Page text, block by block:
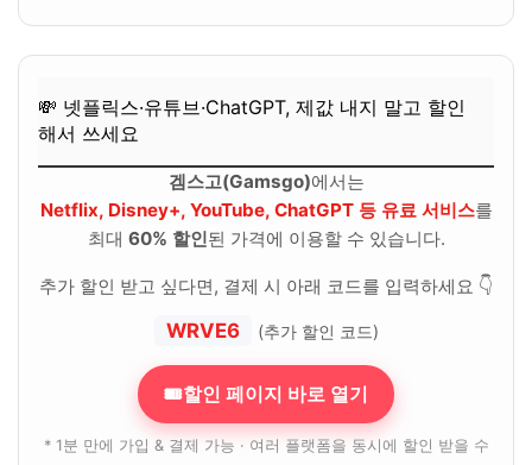
💸 넷플릭스·유튜브·ChatGPT, 제값 내지 말고 할인
해서 쓰세요
겜스고(Gamsgo)에서는
Netflix, Disney+, YouTube, ChatGPT 등 유료 서비스를
최대 60% 할인된 가격에 이용할 수 있습니다.
추가 할인 받고 싶다면, 결제 시 아래 코드를 입력하세요 👇
WRVE6 (추가 할인 코드)
🎟할인 페이지 바로 열기
* 1분 만에 가입 & 결제 가능 · 여러 플랫폼을 동시에 할인 받을 수